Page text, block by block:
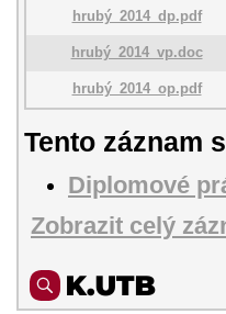
hrubý_2014_dp.pdf
hrubý_2014_vp.doc
hrubý_2014_op.pdf
Tento záznam
Diplomové
Zobrazit celý